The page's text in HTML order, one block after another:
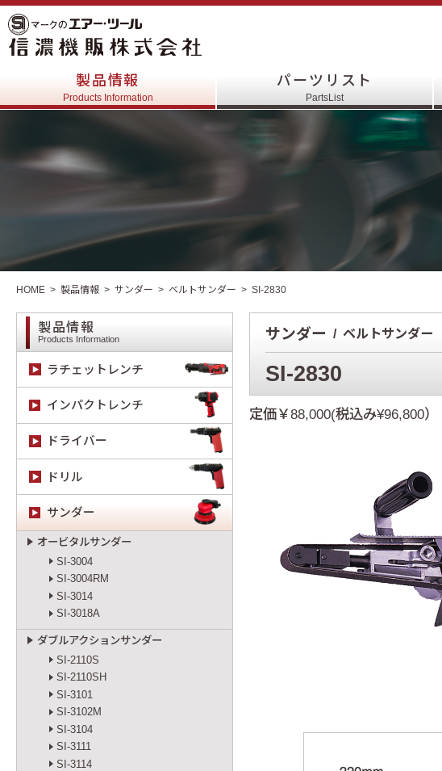
製品情報
Products Information
パーツリスト
PartsList
HOME 製品情報 サンダー ベルトサンダー SI-2830
製品情報
Products Information
ラチェットレンチ
インパクトレンチ
ドライバー
ドリル
サンダー
オービタルサンダー
SI-3004
SI-3004RM
SI-3014
SI-3018A
ダブルアクションサンダー
SI-2110S
SI-2110SH
SI-3101
SI-3102M
SI-3104
SI-3111
SI-3114
サンダー ベルトサンダー
SI-2830
定価￥88,000(税込み¥96,800）